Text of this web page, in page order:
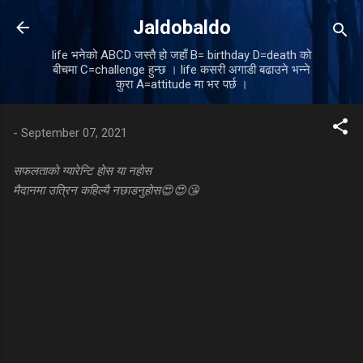
Skip to main content
Jaldobaldo
life भनेको ABCD जस्तै हो जहाँ B= birthday D=death को
बीचमा C=challenge हुन्छ । life कसरी अगाडी बढाउने भन्ने
कुरा A=attitude मा भर पर्छ ।
- September 07, 2021
सफलताकाे ग्यारेन्टि हाेस या नहाेस
मैदानमा उत्रिन कहिल्यै नछाडनुहाेस😍😍😘